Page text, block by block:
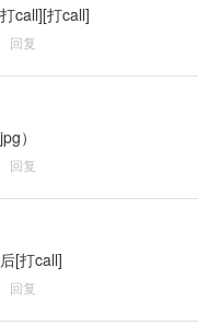
call][打call]
回复
）
回复
[打call]
回复